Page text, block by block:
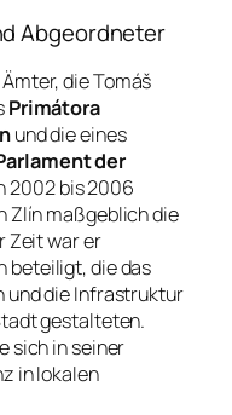
Abgeordneter
die Tomáš
Primátora
und die eines
der
2002 bis 2006
Zlín maßgeblich die
Zeit war er
beteiligt, die das
und die Infrastruktur
gestalteten.
sich in seiner
in lokalen